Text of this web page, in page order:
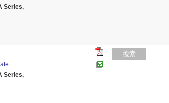
Series,
Series,
搜索